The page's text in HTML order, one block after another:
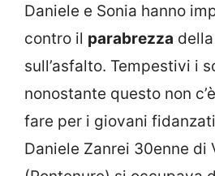
Daniele e Sonia hanno
contro il parabrezza
sull’asfalto. Tempestivi i
nonostante questo non
fare per i giovani fidanzati
Daniele Zanrei 30enne di